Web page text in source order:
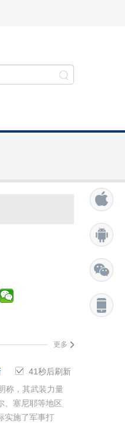
更多
41秒后刷新
称，其武装力量
、塞尼耶等地区
实施了军事打